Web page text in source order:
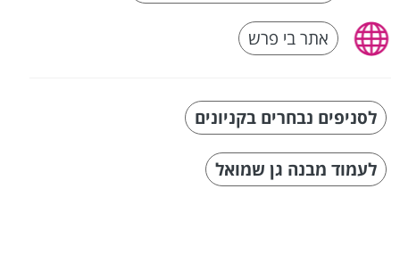
אתר בי פרש
לסניפים נבחרים בקניונים
לעמוד מבנה גן שמואל